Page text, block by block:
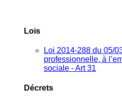
Lois
Loi 2014-288 du 05/
professionnelle, à
sociale - Art 31
Décrets